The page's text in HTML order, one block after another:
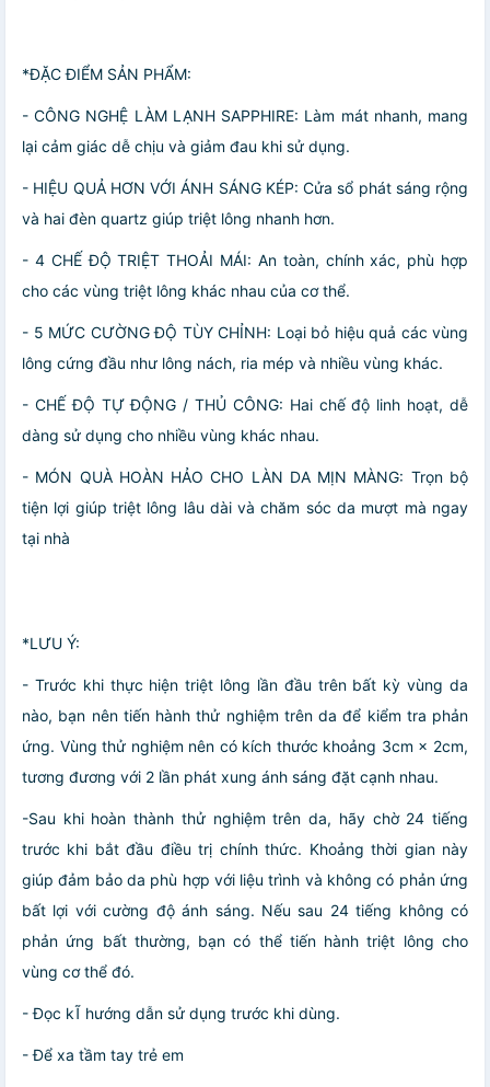
*ĐẶC ĐIỂM SẢN PHẨM:
- CÔNG NGHỆ LÀM LẠNH SAPPHIRE: Làm mát nhanh, mang
lại cảm giác dễ chịu và giảm đau khi sử dụng.
- HIỆU QUẢ HƠN VỚI ÁNH SÁNG KÉP: Cửa sổ phát sáng rộng
và hai đèn quartz giúp triệt lông nhanh hơn.
- 4 CHẾ ĐỘ TRIỆT THOẢI MÁI: An toàn, chính xác, phù hợp
cho các vùng triệt lông khác nhau của cơ thể.
- 5 MỨC CƯỜNG ĐỘ TÙY CHỈNH: Loại bỏ hiệu quả các vùng
lông cứng đầu như lông nách, ria mép và nhiều vùng khác.
- CHẾ ĐỘ TỰ ĐỘNG / THỦ CÔNG: Hai chế độ linh hoạt, dễ
dàng sử dụng cho nhiều vùng khác nhau.
- MÓN QUÀ HOÀN HẢO CHO LÀN DA MỊN MÀNG: Trọn bộ
tiện lợi giúp triệt lông lâu dài và chăm sóc da mượt mà ngay
tại nhà
*LƯU Ý:
- Trước khi thực hiện triệt lông lần đầu trên bất kỳ vùng da
nào, bạn nên tiến hành thử nghiệm trên da để kiểm tra phản
ứng. Vùng thử nghiệm nên có kích thước khoảng 3cm × 2cm,
tương đương với 2 lần phát xung ánh sáng đặt cạnh nhau.
-Sau khi hoàn thành thử nghiệm trên da, hãy chờ 24 tiếng
trước khi bắt đầu điều trị chính thức. Khoảng thời gian này
giúp đảm bảo da phù hợp với liệu trình và không có phản ứng
bất lợi với cường độ ánh sáng. Nếu sau 24 tiếng không có
phản ứng bất thường, bạn có thể tiến hành triệt lông cho
vùng cơ thể đó.
- Đọc kĨ hướng dẫn sử dụng trước khi dùng.
- Để xa tầm tay trẻ em